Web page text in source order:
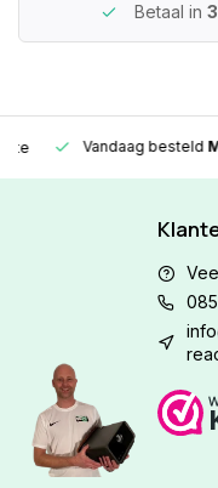
Betaal in
Vandaag besteld